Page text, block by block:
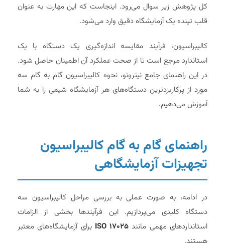
کل پژوهش زیر سوال می‌رود. اینجاست که این مهارت به عنوان
قلب تپنده یک آزمایشگاه دقیق وارد می‌شود.
کالیبراسیون، فرآیند مقایسه اندازه‌گیری یک دستگاه با یک
استاندارد مرجع است تا از صحت عملکرد آن اطمینان حاصل شود.
در این راهنمای جامع نیترونو، نحوه کالیبراسیون گام به گام سه
مورد از پرکاربردترین دستگاه‌های هر آزمایشگاه شیمی را به شما
آموزش می‌دهیم.
راهنمای گام به گام کالیبراسیون
تجهیزات آزمایشگاهی
در ادامه، به صورت عملی به بررسی مراحل کالیبراسیون سه
دستگاه کلیدی می‌پردازیم. این فرآیندها بخشی از الزامات
استانداردهای مهمی مانند ISO 17025 برای آزمایشگاه‌های معتبر